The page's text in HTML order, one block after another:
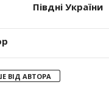
Півдні України
ВІД АВТОРА